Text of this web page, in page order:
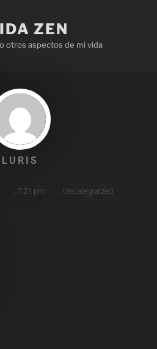
ZEN
otros aspectos de mi vida
LURIS
7:21 pm Uncategorized